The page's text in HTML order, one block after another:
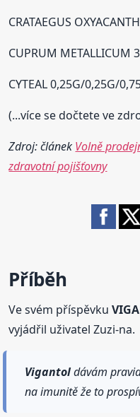
CRATAEGUS
CUPRUM METALLICUM
CYTEAL 0,25G/0,25G/
(...více se dočtete ve
Zdroj: článek Volně
zdravotní pojišťovny
Příběh
Ve svém příspěvku
vyjádřil uživatel Zuzi-na.
Vigantoldávám
na imunitě že to